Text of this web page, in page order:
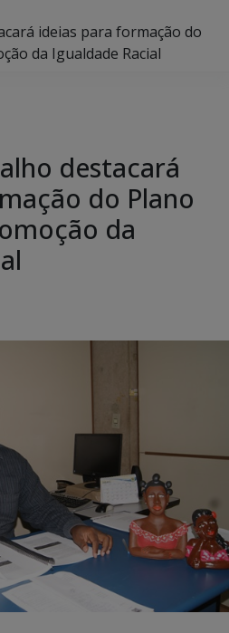
ideias para formação do
da Igualdade Racial
destacará
do Plano
da